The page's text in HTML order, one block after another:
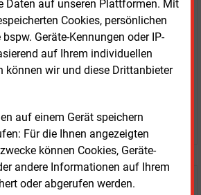
Daten auf unseren Plattformen. Mit
Cookies, persönlichen
Geräte-Kennungen oder IP-
auf Ihrem individuellen
können wir und diese Drittanbieter
auf einem Gerät speichern
Für die Ihnen angezeigten
können Cookies, Geräte-
andere Informationen auf Ihrem
oder abgerufen werden.
KAUFEN
kostenlos und